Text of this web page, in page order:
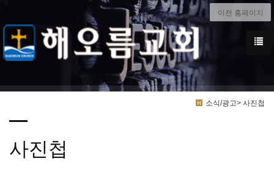
이전 홈페이지
소식/광고> 사진첩
사진첩